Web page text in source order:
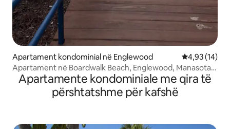
Apartament kondominial në Englewood Vlerësimi
4,93 (14)
Apartament në Boardwalk Beach, Englewood, Manasota
Beach, FL
Apartamente kondominiale me qira të
përshtatshme për kafshë